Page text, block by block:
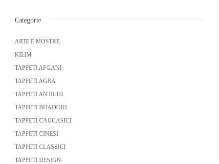
Categorie
ARTE E MOSTRE
KILIM
TAPPETI AFGANI
TAPPETI AGRA
TAPPETI ANTICHI
TAPPETI BHADOHI
TAPPETI CAUCASICI
TAPPETI CINESI
TAPPETI CLASSICI
TAPPETI DESIGN